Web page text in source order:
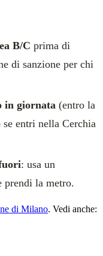
B/C prima di
di sanzione per chi
in giornata (entro la
entri nella Cerchia
: usa un
prendi la metro.
di Milano. Vedi anche: